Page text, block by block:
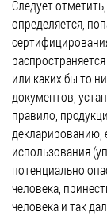
Следует
определяется,
или каких бы то
документов,
правило,
декларированию,
использования
потенциально
человека,
человека и так
замком
[…]
Для
новый
Август 26, 2016
Новости